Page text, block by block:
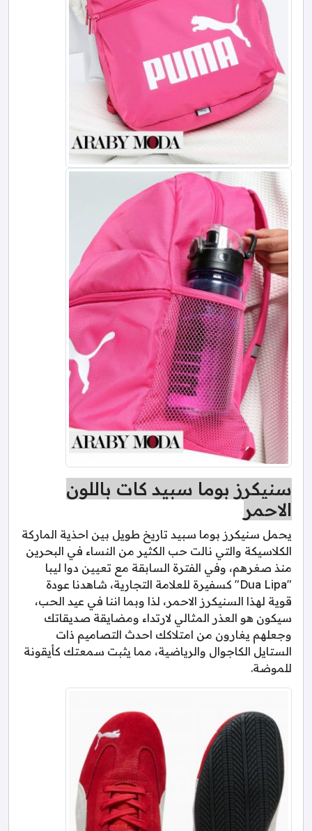
سنيكرز بوما سبيد كات باللون
الاحمر
يحمل سنيكرز بوما سبيد تاريخ طويل بين احذية الماركة
الكلاسيكة والتي نالت حب الكثير من النساء في البحرين
منذ صغرهم، وفي الفترة السابقة مع تعيين دوا ليبا
"Dua Lipa" كسفيرة للعلامة التجارية، شاهدنا عودة
قوية لهذا السنيكرز الاحمر، لذا وبما اننا في عيد الحب،
سيكون هو العذر المثالي لارتداء ومضايقة صديقاتك
وجعلهم يغارون من امتلاكك احدث التصاميم ذات
الستايل الكاجوال والرياضية، مما يثبت سمعتك كأيقونة
للموضة.